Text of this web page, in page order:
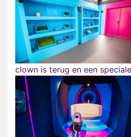
clown is terug en een